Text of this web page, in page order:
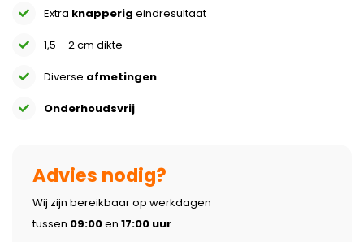
Extra knapperig eindresultaat
1,5 – 2 cm dikte
Diverse afmetingen
Onderhoudsvrij
Advies nodig?
Wij zijn bereikbaar op werkdagen
tussen 09:00en 17:00 uur.